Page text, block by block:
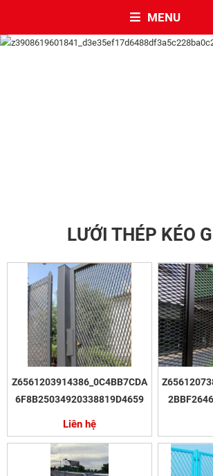
MENU
LƯỚI THÉP KÉO
Z6561203914386_0C4BB7CDA
6F8B25034920338819D4659
Liên hệ